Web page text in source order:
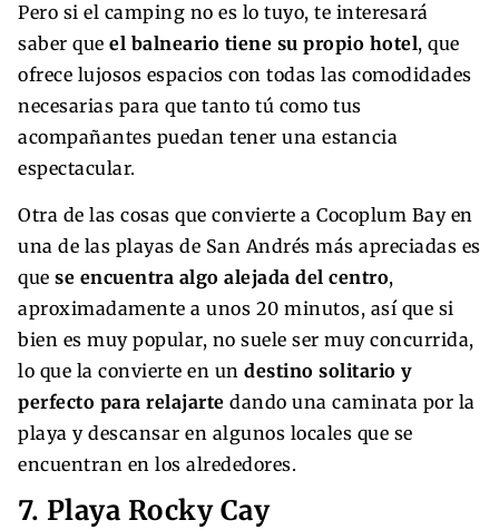
Pero si el camping no es lo tuyo, te interesará
saber que el balneario tiene su propio hotel, que
ofrece lujosos espacios con todas las comodidades
necesarias para que tanto tú como tus
acompañantes puedan tener una estancia
espectacular.
Otra de las cosas que convierte a Cocoplum Bay en
una de las playas de San Andrés más apreciadas es
que se encuentra algo alejada del centro,
aproximadamente a unos 20 minutos, así que si
bien es muy popular, no suele ser muy concurrida,
lo que la convierte en un destino solitario y
perfecto para relajarte dando una caminata por la
playa y descansar en algunos locales que se
encuentran en los alrededores.
7. Playa Rocky Cay